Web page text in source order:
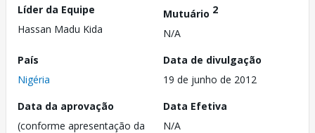
Líder da Equipe
Hassan Madu Kida
Mutuário 2
N/A
País
Nigéria
Data de divulgação
19 de junho de 2012
Data da aprovação
(conforme apresentação da
Data Efetiva
N/A